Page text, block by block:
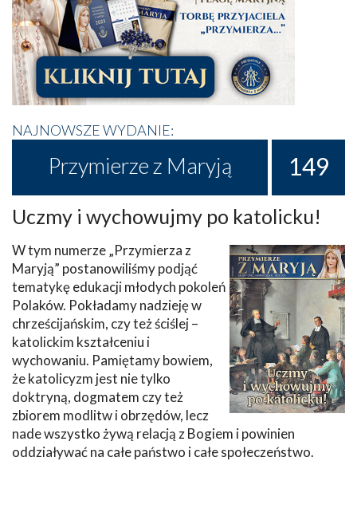
NAJNOWSZE WYDANIE:
Przymierze z Maryją 149
Uczmy i wychowujmy po katolicku!
W tym numerze „Przymierza z
Maryją” postanowiliśmy podjąć
tematykę edukacji młodych pokoleń
Polaków. Pokładamy nadzieję w
chrześcijańskim, czy też ściślej –
katolickim kształceniu i
wychowaniu. Pamiętamy bowiem,
że katolicyzm jest nie tylko
doktryną, dogmatem czy też
zbiorem modlitw i obrzędów, lecz
nade wszystko żywą relacją z Bogiem i powinien
oddziaływać na całe państwo i całe społeczeństwo.